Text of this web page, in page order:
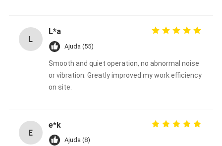
L
L*a
Ajuda (55)
Smooth and quiet operation, no abnormal noise
or vibration. Greatly improved my work efficiency
on site.
E
e*k
Ajuda (8)